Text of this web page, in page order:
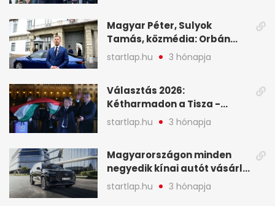
Magyar Péter, Sulyok
Tamás, közmédia: Orbán
Viktor április 13. óta hallgat,
közben pörögnek az
startlap.hu 3 hónapja
Választás 2026:
Kétharmadon a Tisza -
mutatjuk, hogyan alakulnak
a mandátumok
startlap.hu 3 hónapja
Magyarországon minden
negyedik kínai autót vásárló
a Chery mellett döntött (X)
startlap.hu 3 hónapja